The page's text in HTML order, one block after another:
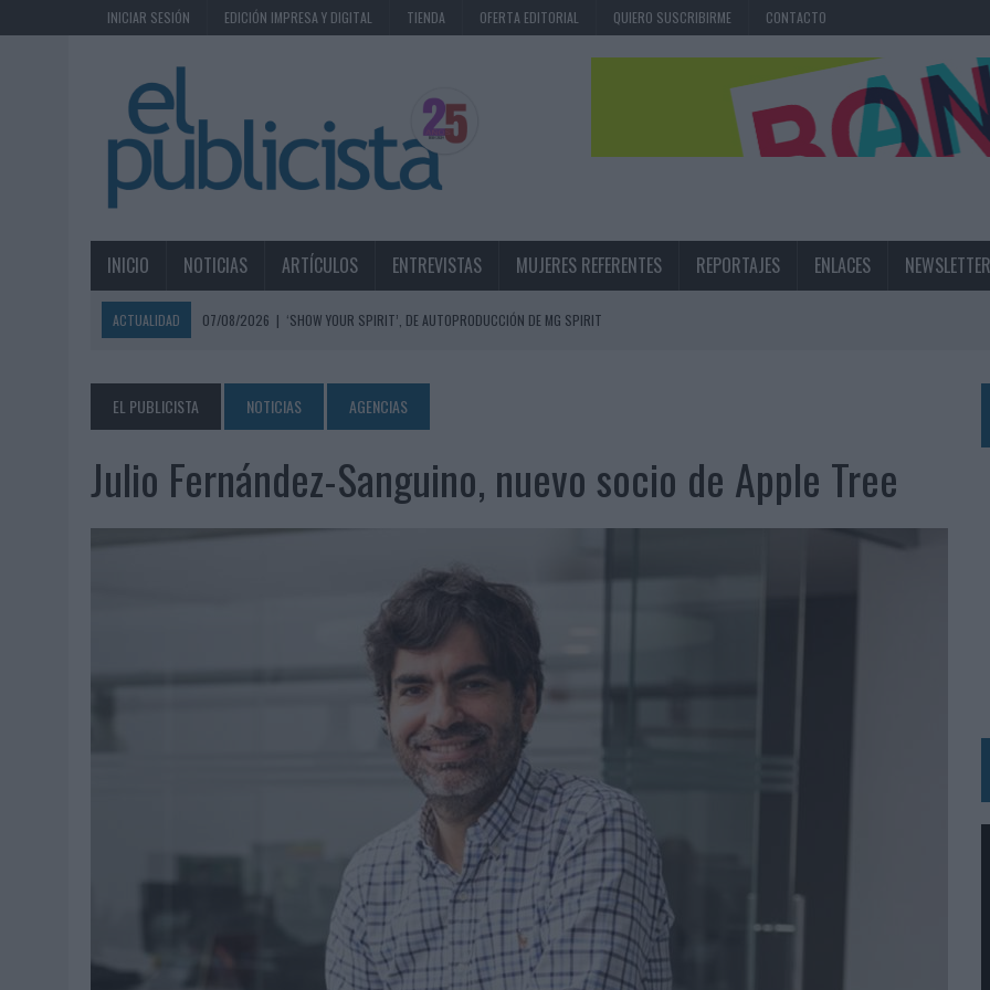
INICIAR SESIÓN EDICIÓN IMPRESA Y DIGITAL TIENDA OFERTA EDITORIAL QUIERO SUSCRIBIRME CONTACTO
INICIO NOTICIAS ARTÍCULOS ENTREVISTAS MUJERES REFERENTES REPORTAJES ENLACES NEWSLETTER
ACTUALIDAD 07/08/2026 | ‘SHOW YOUR SPIRIT’, DE AUTOPRODUCCIÓN DE MG SPIRIT
07/08/2026 | MG SPIRIT RELANZA SU MARCA CON UNA ESTRATEGIA 360º CENTRADA EN EL ORIGEN BARCELONÉS
07/08/2026
PATRÓN CONVIERTE EL NUEVO SINGLE DE ARÓN PIPER EN UNA EXPERIENCIA DE MARCA EN IBIZA
07/08/2026
| EL VERANO PONE A PRUEBA LA ESTRATEGIA DIGITAL DE LAS MARCAS
VUELING CONVIERTE LOS RECUERDOS EN SOUVENIRS CON IA
CUANDO SE APAGUE EL SOL, EL ECLIPSE DE 2026 PONDRÁ A PRUEBA LA CREATIVIDAD DE LAS MARCAS
‘LA VUELTA’, DE FENOMENAL PARA MÁLAGA CF
SIETE DE CADA DIEZ EMPRESAS ESPAÑOLAS NO INTEGRAN LA INFANCIA EN SU ESTRATEGIA
LA TELEVISIÓN SIGUE LIDERANDO EL CONSUMO DE MEDIOS EN VERANO Y SUPERA AL MÓVIL COMO DISPOSITIVO MÁS UTILIZADO
EL USO DE LA IA GENERATIVA ALCANZA YA AL 62% DE LOS ESPAÑOLES
SYSTEM1 NOMBRA A KIMBERLY BASTONI COMO NUEVA DIRECTORA COMERCIAL GLOBAL
FRIGO Y UNIQLO LANZAN UNA COLECCIÓN PERSONALIZABLE INSPIRADA EN CORNETTO, CALIPPO Y SOLERO
LA IA ESTÁ SUBIENDO EL LISTÓN DE LA CREATIVIDAD
BEON WORLDWIDE LANZA RAÍZ URBANA PARA TRANSFORMAR EL PATRIMONIO HISTÓRICO EN ACTIVOS CULTURALES Y ECONÓMICOS
FABRA COMUNICACIÓN INCORPORA A CASONÁ Y ASUME LA GESTIÓN DE SUS RELACIONES CON LOS MEDIOS
LOPESAN HOTELS & RESORTS ACERCA EL PARAÍSO CANARIO EN SU ÚLTIMA CAMPAÑA INTERNACIONAL
05/08/2026
LUIS ARQUILLOS (BURGO DE ARIAS): “LA CONSTRUCCIÓN DE MARCA A LARGO PLAZO Y LA MEDICIÓN SON DOS CARAS DE LA MISMA
EL PUBLICISTA NOTICIAS AGENCIAS
Julio Fernández-Sanguino, nuevo socio de Apple Tree